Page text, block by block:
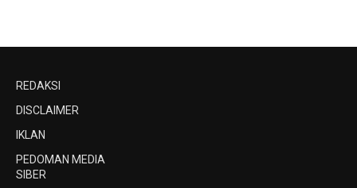
REDAKSI
DISCLAIMER
IKLAN
PEDOMAN MEDIA
SIBER